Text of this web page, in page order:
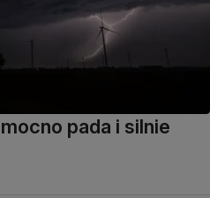
pada i silnie